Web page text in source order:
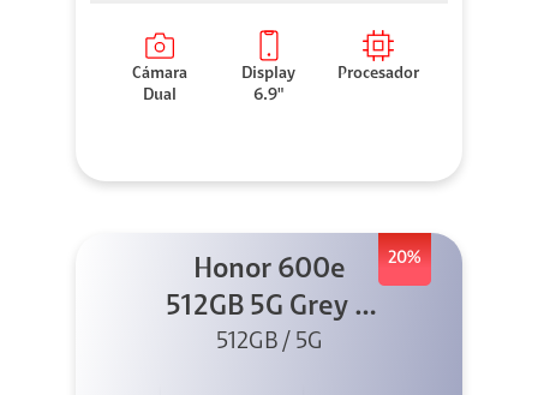
Cámara
Dual
Display
6.9"
Procesador
20%
Honor 600e
512GB 5G Grey +
45W
512GB / 5G